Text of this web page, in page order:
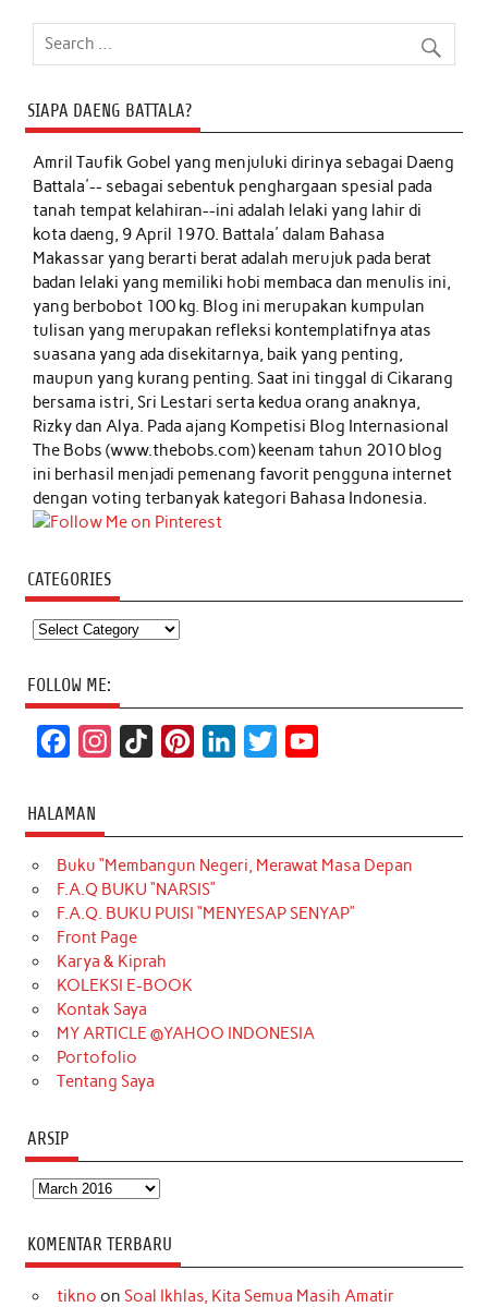
SIAPA DAENG BATTALA?
Amril Taufik Gobelyang menjuluki dirinya sebagai Daeng
Battala'-- sebagai sebentuk penghargaan spesial pada
tanah tempat kelahiran--ini adalah lelaki yang lahir di
kota daeng, 9 April 1970. Battala' dalam Bahasa
Makassar yang berarti berat adalah merujuk pada berat
badan lelaki yang memiliki hobi membaca dan menulis ini,
yang berbobot 100 kg. Blog ini merupakan kumpulan
tulisan yang merupakan refleksi kontemplatifnya atas
suasana yang ada disekitarnya, baik yang penting,
maupun yang kurang penting. Saat ini tinggal di Cikarang
bersama istri, Sri Lestari serta kedua orang anaknya,
Rizky dan Alya. Pada ajang Kompetisi Blog Internasional
The Bobs (www.thebobs.com) keenam tahun 2010 blog
ini berhasil menjadi pemenang favorit pengguna internet
dengan voting terbanyak kategori Bahasa Indonesia.
CATEGORIES
Categories
FOLLOW ME:
c
e
b
o
o
k
t
a
g
r
a
m
T
o
k
t
e
r
k
e
d
t
t
e
T
u
b
HALAMAN
Buku “Membangun Negeri, Merawat Masa Depan
F.A.Q BUKU “NARSIS”
F.A.Q. BUKU PUISI “MENYESAP SENYAP”
Front Page
Karya & Kiprah
KOLEKSI E-BOOK
Kontak Saya
MY ARTICLE @YAHOO INDONESIA
Portofolio
Tentang Saya
ARSIP
Arsip
KOMENTAR TERBARU
tikno on Soal Ikhlas, Kita Semua Masih Amatir